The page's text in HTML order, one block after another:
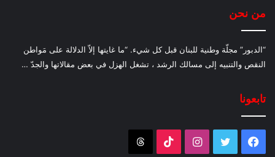
من نحن
“الدبور” مجلّة وطنية للبنان قبل كل شيء. “ما غايتها إلاّ الدلالة على مَواطن
النقص والتنبيه إلى مسالك الرشد ، تشغل الهزل في بعض مقالاتها والجدّ …
تابعونا
فيسبوك تويتر انستقرام‫TikTok